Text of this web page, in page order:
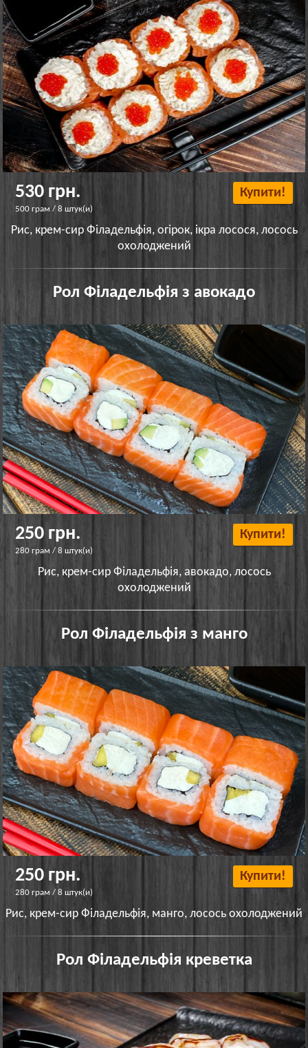
530 грн.
500 грам / 8 штук(и)
Купити!
Рис, крем-сир Філадельфія, огірок, ікра лосося, лосось
охолоджений
Рол Філадельфія з авокадо
250 грн.
280 грам / 8 штук(и)
Купити!
Рис, крем-сир Філадельфія, авокадо, лосось
охолоджений
Рол Філадельфія з манго
250 грн.
280 грам / 8 штук(и)
Купити!
Рис, крем-сир Філадельфія, манго, лосось охолоджений
Рол Філадельфія креветка